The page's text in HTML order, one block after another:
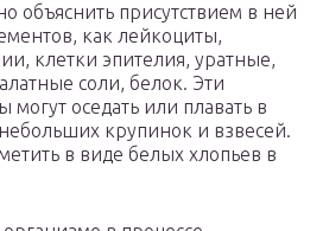
объяснить присутствием в ней
как лейкоциты,
клетки эпителия, уратные,
соли, белок. Эти
могут оседать или плавать в
крупинок и взвесей.
в виде белых хлопьев в